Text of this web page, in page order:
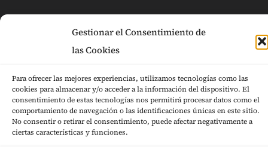
Gestionar el Consentimiento de
las Cookies
Para ofrecer las mejores experiencias, utilizamos tecnologías como las
cookies para almacenar y/o acceder a la información del dispositivo. El
consentimiento de estas tecnologías nos permitirá procesar datos como el
comportamiento de navegación o las identificaciones únicas en este sitio.
No consentir o retirar el consentimiento, puede afectar negativamente a
ciertas características y funciones.